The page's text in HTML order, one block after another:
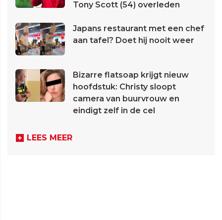
Tony Scott (54) overleden
Japans restaurant met een chef
aan tafel? Doet hij nooit weer
Bizarre flatsoap krijgt nieuw
hoofdstuk: Christy sloopt
camera van buurvrouw en
eindigt zelf in de cel
LEES MEER